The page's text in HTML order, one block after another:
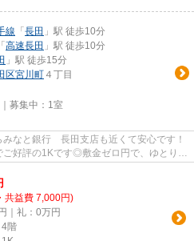
線 「 長田 」駅 徒歩10分
「 高速長田 」駅 徒歩10分
」駅 徒歩15分
区宮川町 ４丁目
募集中： 1室
なと銀行 長田支店も近くて安心です！
好評の1Kです◎敷金ゼロ円で、ゆとりあ
共益費 7,000円)
｜礼：0万円
4階